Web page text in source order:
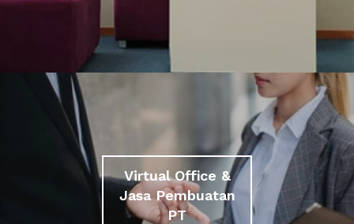
Virtual Office &
Jasa Pembuatan
PT